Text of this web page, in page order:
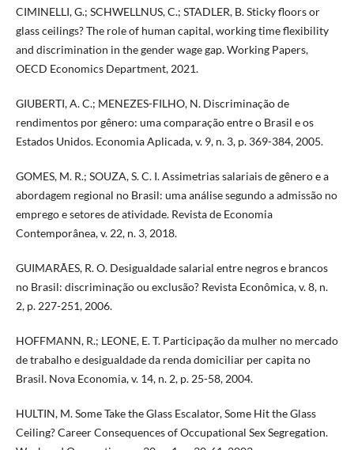
CIMINELLI, G.; SCHWELLNUS, C.; STADLER, B. Sticky floors or
glass ceilings? The role of human capital, working time flexibility
and discrimination in the gender wage gap. Working Papers,
OECD Economics Department, 2021.
GIUBERTI, A. C.; MENEZES-FILHO, N. Discriminação de
rendimentos por gênero: uma comparação entre o Brasil e os
Estados Unidos. Economia Aplicada, v. 9, n. 3, p. 369-384, 2005.
GOMES, M. R.; SOUZA, S. C. I. Assimetrias salariais de gênero e a
abordagem regional no Brasil: uma análise segundo a admissão no
emprego e setores de atividade. Revista de Economia
Contemporânea, v. 22, n. 3, 2018.
GUIMARÃES, R. O. Desigualdade salarial entre negros e brancos
no Brasil: discriminação ou exclusão? Revista Econômica, v. 8, n.
2, p. 227-251, 2006.
HOFFMANN, R.; LEONE, E. T. Participação da mulher no mercado
de trabalho e desigualdade da renda domiciliar per capita no
Brasil. Nova Economia, v. 14, n. 2, p. 25-58, 2004.
HULTIN, M. Some Take the Glass Escalator, Some Hit the Glass
Ceiling? Career Consequences of Occupational Sex Segregation.